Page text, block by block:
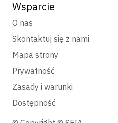
Wsparcie
O nas
Skontaktuj się z nami
Mapa strony
Prywatność
Zasady i warunki
Dostępność